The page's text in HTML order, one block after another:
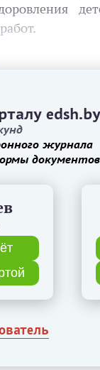
edsh.by
журнала
документов